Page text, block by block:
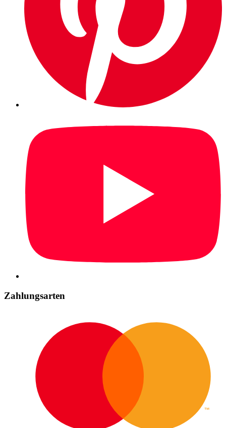
Zahlungsarten